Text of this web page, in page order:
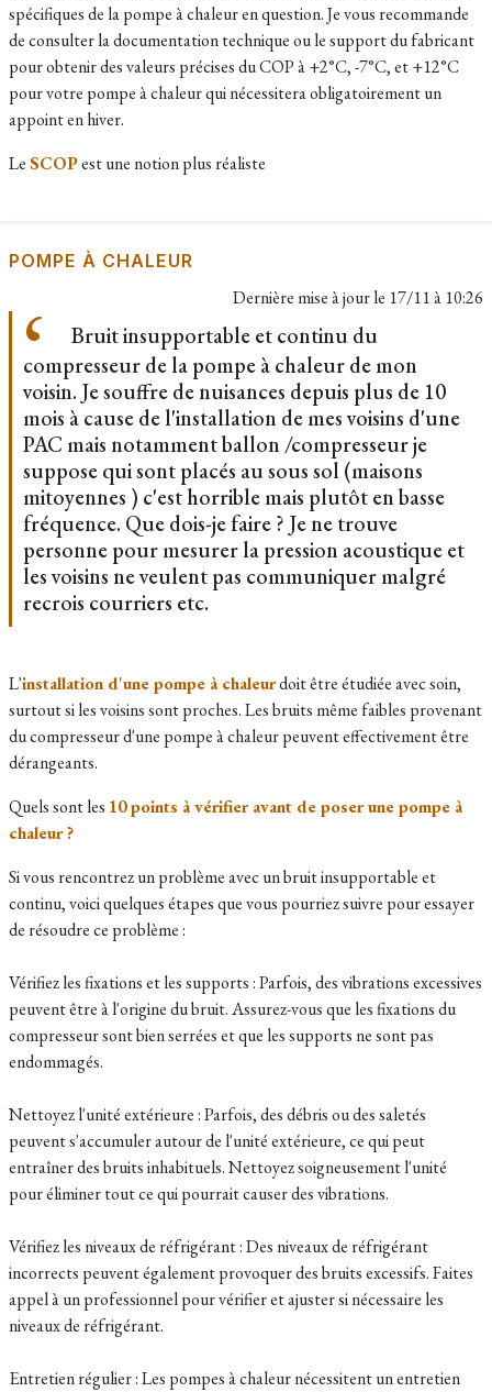
spécifiques de la pompe à chaleur en question. Je vous recommande
de consulter la documentation technique ou le support du fabricant
pour obtenir des valeurs précises du COP à +2°C, -7°C, et +12°C
pour votre pompe à chaleur qui nécessitera obligatoirement un
appoint en hiver.
LeSCOPest une notion plus réaliste
POMPE À CHALEUR
Dernière mise à jour le 17/11 à 10:26
Bruit insupportable et continu du
compresseur de la pompe à chaleur de mon
voisin. Je souffre de nuisances depuis plus de 10
mois à cause de l'installation de mes voisins d'une
PAC mais notamment ballon /compresseur je
suppose qui sont placés au sous sol (maisons
mitoyennes ) c'est horrible mais plutôt en basse
fréquence. Que dois-je faire ? Je ne trouve
personne pour mesurer la pression acoustique et
les voisins ne veulent pas communiquer malgré
recrois courriers etc.
L'installation d'une pompe à chaleurdoit être étudiée avec soin,
surtout si les voisins sont proches. Les bruits même faibles provenant
du compresseur d'une pompe à chaleur peuvent effectivement être
dérangeants.
Quels sont les 10 points à vérifier avant de poser une pompe à
chaleur ?
Si vous rencontrez un problème avec un bruit insupportable et
continu, voici quelques étapes que vous pourriez suivre pour essayer
de résoudre ce problème :
Vérifiez les fixations et les supports : Parfois, des vibrations excessives
peuvent être à l'origine du bruit. Assurez-vous que les fixations du
compresseur sont bien serrées et que les supports ne sont pas
endommagés.
Nettoyez l'unité extérieure : Parfois, des débris ou des saletés
peuvent s'accumuler autour de l'unité extérieure, ce qui peut
entraîner des bruits inhabituels. Nettoyez soigneusement l'unité
pour éliminer tout ce qui pourrait causer des vibrations.
Vérifiez les niveaux de réfrigérant : Des niveaux de réfrigérant
incorrects peuvent également provoquer des bruits excessifs. Faites
appel à un professionnel pour vérifier et ajuster si nécessaire les
niveaux de réfrigérant.
Entretien régulier : Les pompes à chaleur nécessitent un entretien